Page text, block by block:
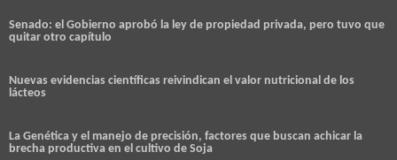
Senado: el Gobierno aprobó la ley de propiedad privada, pero tuvo que
quitar otro capítulo
Nuevas evidencias científicas reivindican el valor nutricional de los
lácteos
La Genética y el manejo de precisión, factores que buscan achicar la
brecha productiva en el cultivo de Soja